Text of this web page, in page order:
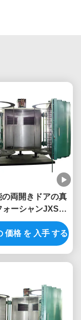
の両開きドアの真
ォーシャンJXSの
のコーティングの
単位
価格 を 入手 する